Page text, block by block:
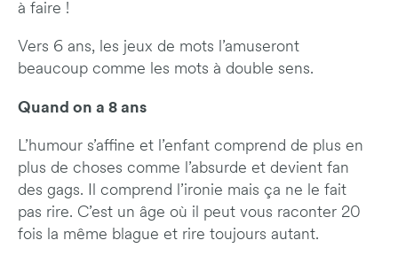
à faire !
Vers 6 ans, les jeux de mots l’amuseront
beaucoup comme les mots à double sens.
Quand on a 8 ans
L’humour s’affine et l’enfant comprend de plus en
plus de choses comme l’absurde et devient fan
des gags. Il comprend l’ironie mais ça ne le fait
pas rire. C’est un âge où il peut vous raconter 20
fois la même blague et rire toujours autant.